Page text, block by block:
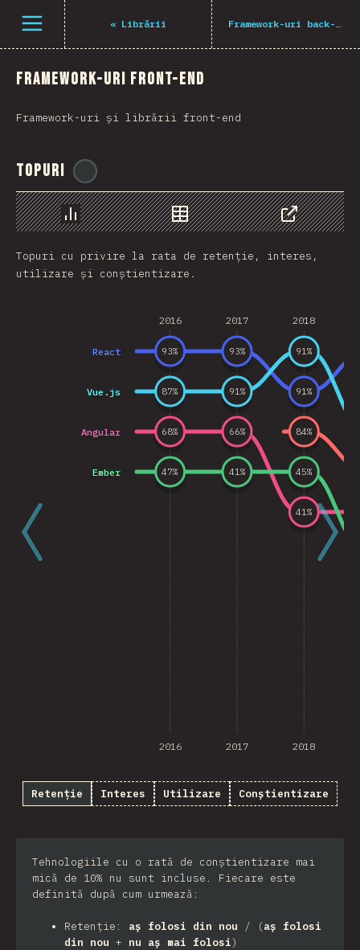
Deschide meniu « Librării Framework-uri back-end
Framework-uri front-end
Framework-uri și librării front-end
Topuri
Grafic Date
Share
Topuri cu privire la rata de retenție, interes,
utilizare și conștientizare.
2016 2017 2018
2016 2017 2018
React
Vue.js
Angular
Ember
93% 93%
91%
87% 91%
91%
68% 66%
41%
84%
47% 41% 45%
Retenție Interes Utilizare Conștientizare
Tehnologiile cu o rată de conștientizare mai
mică de 10% nu sunt incluse. Fiecare este
definită după cum urmează:
Retenție: aș folosi din nou / (aș folosi
din nou + nu aș mai folosi)